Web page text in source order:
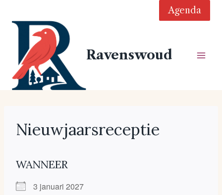
naar
Agenda
Ravenswoud
Nieuwjaarsreceptie
WANNEER
3 januari 2027